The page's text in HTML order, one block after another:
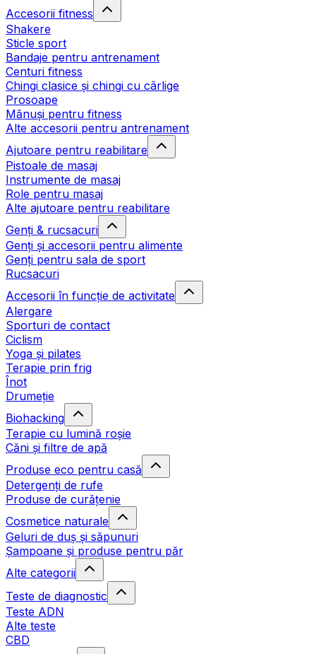
Accesorii fitness
Shakere
Sticle sport
Bandaje pentru antrenament
Centuri fitness
Chingi clasice și chingi cu cârlige
Prosoape
Mănuși pentru fitness
Alte accesorii pentru antrenament
Ajutoare pentru reabilitare
Pistoale de masaj
Instrumente de masaj
Role pentru masaj
Alte ajutoare pentru reabilitare
Genți & rucsacuri
Genți și accesorii pentru alimente
Genți pentru sala de sport
Rucsacuri
Accesorii în funcție de activitate
Alergare
Sporturi de contact
Ciclism
Yoga și pilates
Terapie prin frig
Înot
Drumeție
Biohacking
Terapie cu lumină roșie
Căni și filtre de apă
Produse eco pentru casă
Detergenți de rufe
Produse de curățenie
Cosmetice naturale
Geluri de duș și săpunuri
Șampoane și produse pentru păr
Alte categorii
Teste de diagnostic
Teste ADN
Alte teste
CBD